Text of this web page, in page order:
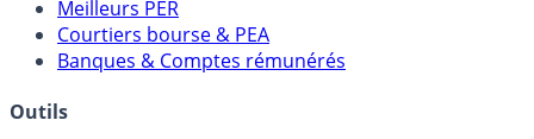
Meilleurs PER
Courtiers bourse & PEA
Banques & Comptes rémunérés
Outils